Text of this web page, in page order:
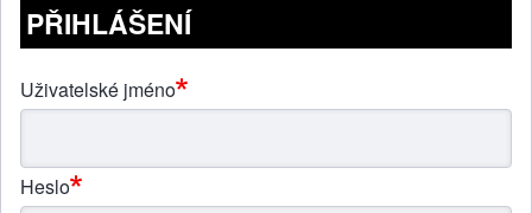
PŘIHLÁŠENÍ
Uživatelské jméno
Heslo